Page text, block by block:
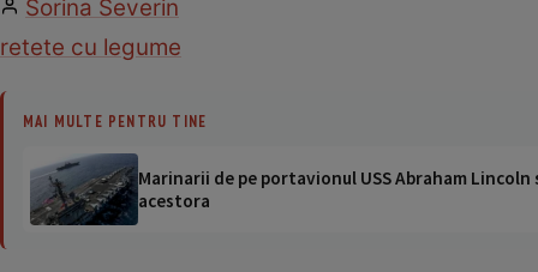
Sorina Severin
retete cu legume
MAI MULTE PENTRU TINE
Marinarii de pe portavionul USS Abraham
acestora